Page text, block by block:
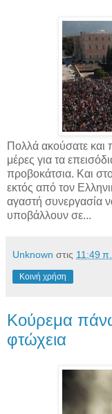
Πολλά ακούσατε και
μέρες για τα
προβοκάτσια. Και στο
εκτός από τον
αγαστή συνεργασία
υποβάλλουν σε...
Unknown στις 11:49
Κοινή χρήση
Κούρεμα
φτώχεια